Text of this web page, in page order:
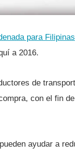
para Filipinas
a 2016.
de
con el fin
ayudar a